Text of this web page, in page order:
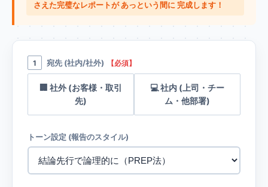
さえた完璧なレポートが あっという間に 完成します！
1 宛先 (社内/社外) 【必須】
🏢 社外 (お客様・取引
先)
💻 社内 (上司・チー
ム・他部署)
トーン設定 (報告のスタイル)